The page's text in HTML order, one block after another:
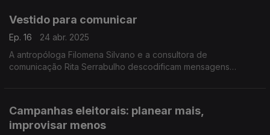
Vestido para comunicar
Ep. 16
24 abr. 2025
A antropóloga Filomena Silvano e a consultora de
comunicação Rita Serrabulho descodificam mensagens
Campanhas eleitorais: planear mais,
improvisar menos